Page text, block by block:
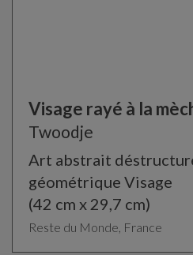
Visage rayé à la
Twoodje
Art abstrait
géométrique Visage
(42 cm x 29,7 cm)
Reste du Monde, France